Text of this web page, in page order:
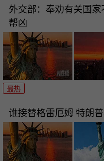
外交部：奉劝有关国
帮凶
最热
谁接替格雷厄姆 特朗